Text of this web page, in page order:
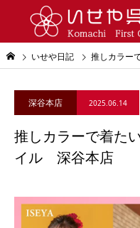
いせや日記 推しカラー
深谷本店 2025.06.14
推しカラーで着た
イル 深谷本店